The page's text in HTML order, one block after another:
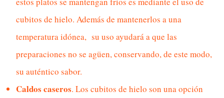
cubitos de hielo. Además de mantenerlos a una
temperatura idónea, su uso ayudará a que las
preparaciones no se agüen, conservando, de este modo,
su auténtico sabor.
Caldos caseros. Los cubitos de hielo son una opción